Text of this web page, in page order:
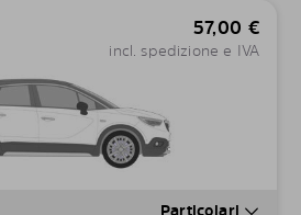
57,00 €
incl. spedizione e IVA
Particolari